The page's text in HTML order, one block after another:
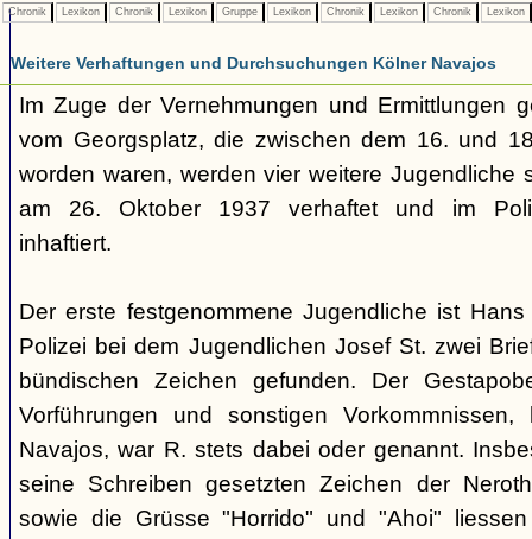
Chronik Lexikon Chronik Lexikon Gruppe Lexikon Chronik Lexikon Chronik Lexikon
Weitere Verhaftungen und Durchsuchungen Kölner Navajos
Im Zuge der Vernehmungen und Ermittlungen
vom Georgsplatz, die zwischen dem 16. und
worden waren, werden vier weitere Jugendliche
am 26. Oktober 1937 verhaftet und im
inhaftiert.
Der erste festgenommene Jugendliche ist
Polizei bei dem Jugendlichen Josef St. zwei
bündischen Zeichen gefunden. Der
Vorführungen und sonstigen
Navajos, war R. stets dabei oder genannt.
seine Schreiben gesetzten Zeichen der
sowie die Grüsse "Horrido" und "Ahoi"